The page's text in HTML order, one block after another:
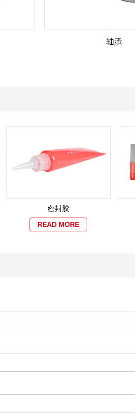
密封胶
READ MORE